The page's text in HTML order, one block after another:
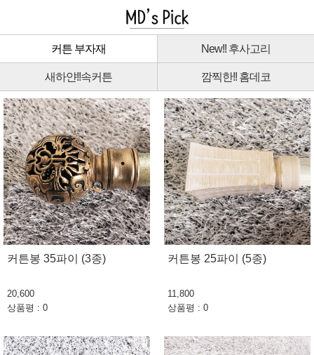
커튼 부자재 New!! 후사고리
새하얀!!속커튼 깜찍한!! 홈데코
커튼봉 35파이 (3종)
20,600
상품평 : 0
커튼봉 25파이 (5종)
11,800
상품평 : 0